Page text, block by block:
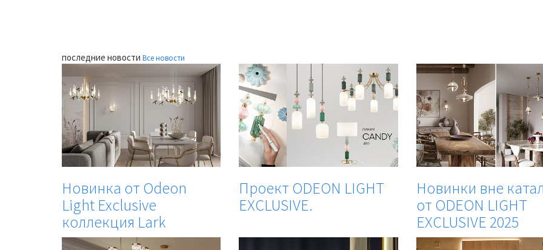
последние новости Все новости
Новинка от Odeon
Light Exclusive
коллекция Lark
Проект ODEON LIGHT
EXCLUSIVE.
Новинки вне
от ODEON LIGHT
EXCLUSIVE 2025